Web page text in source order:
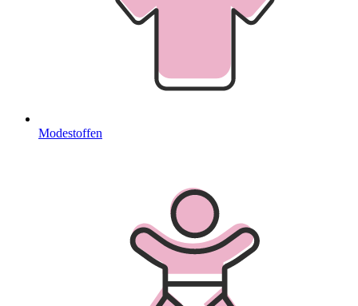
Modestoffen